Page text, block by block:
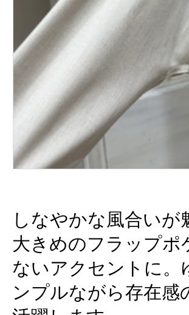
しなやかな風合い
大きめのフラップ
ないアクセントに
ンプルながら存在感